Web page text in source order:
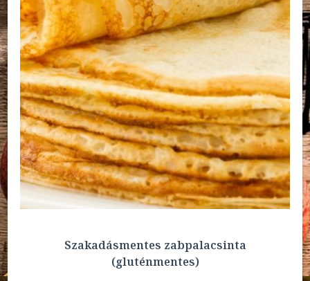
Szakadásmentes zabpalacsinta
(gluténmentes)